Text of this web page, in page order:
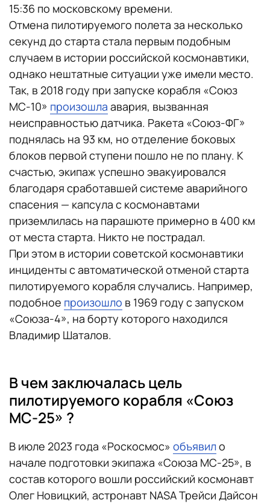
15:36 по московскому времени.
Отмена пилотируемого полета за несколько
секунд до старта стала первым подобным
случаем в истории российской космонавтики,
однако нештатные ситуации уже имели место.
Так, в 2018 году при запуске корабля «Союз
МС-10» произошла авария, вызванная
неисправностью датчика. Ракета «Союз-ФГ»
поднялась на 93 км, но отделение боковых
блоков первой ступени пошло не по плану. К
счастью, экипаж успешно эвакуировался
благодаря сработавшей системе аварийного
спасения — капсула с космонавтами
приземлилась на парашюте примерно в 400 км
от места старта. Никто не пострадал.
При этом в истории советской космонавтики
инциденты с автоматической отменой старта
пилотируемого корабля случались. Например,
подобное произошло в 1969 году с запуском
«Союза-4», на борту которого находился
Владимир Шаталов.
В чем заключалась цель
пилотируемого корабля «Союз
МС-25» ?
В июле 2023 года «Роскосмос» объявило
начале подготовки экипажа «Союза МС-25», в
состав которого вошли российский космонавт
Олег Новицкий, астронавт NASA Трейси Дайсон